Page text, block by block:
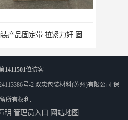
带 拉紧力好 固永包材 托盘运输网兜 固永包材
1411501位访客
号-2 双忠包装材料(苏州)有限公司 保
留所有权利.
明 管理员入口 网站地图